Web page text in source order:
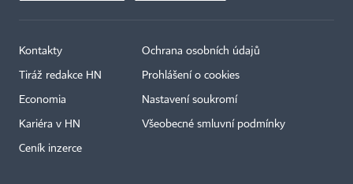
Kontakty
Tiráž redakce HN
Economia
Kariéra v HN
Ceník inzerce
Ochrana osobních údajů
Prohlášení o cookies
Nastavení soukromí
Všeobecné smluvní podmínky